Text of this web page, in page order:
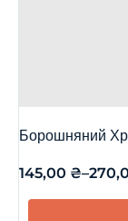
Борошняний
145,00 ₴–